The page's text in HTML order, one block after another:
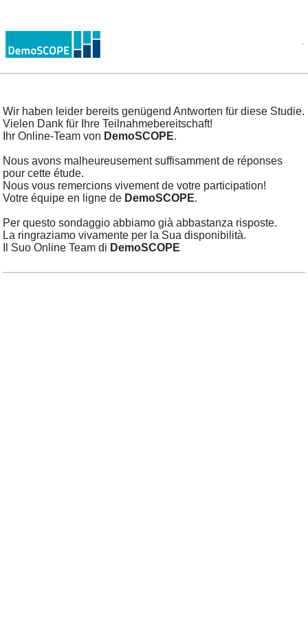
Wir haben leider bereits genügend Antworten für diese Studie.
Vielen Dank für Ihre Teilnahmebereitschaft!
Ihr Online-Team von DemoSCOPE.
Nous avons malheureusement suffisamment de réponses
pour cette étude.
Nous vous remercions vivement de votre participation!
Votre équipe en ligne de DemoSCOPE.
Per questo sondaggio abbiamo già abbastanza risposte.
La ringraziamo vivamente per la Sua disponibilità.
Il Suo Online Team di DemoSCOPE